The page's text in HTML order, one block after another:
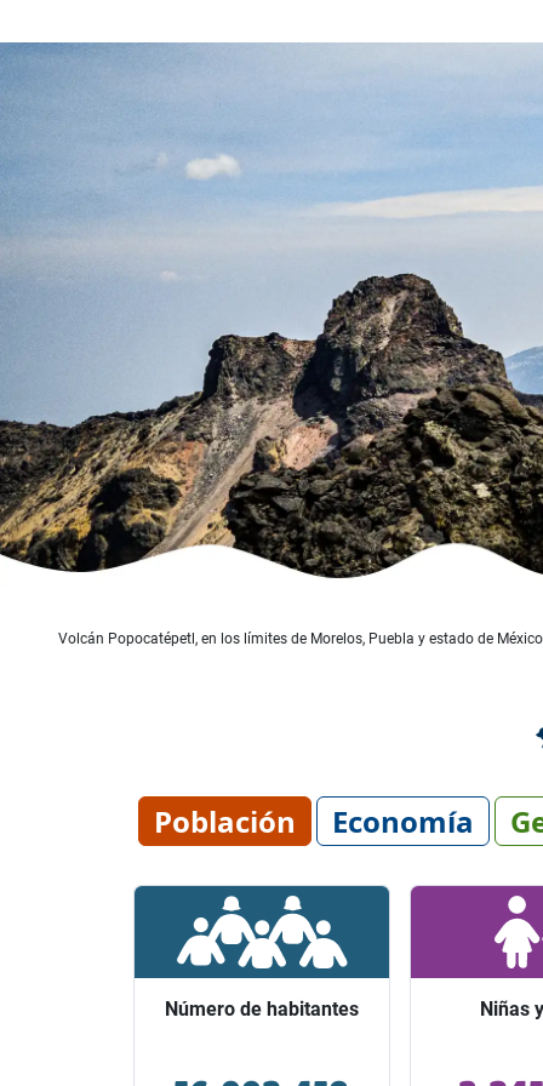
Volcán Popocatépetl, en los límites de Morelos, Puebla y estado de
Población Economía
Número de habitantes
Número de habitantes Niñas
Niñas